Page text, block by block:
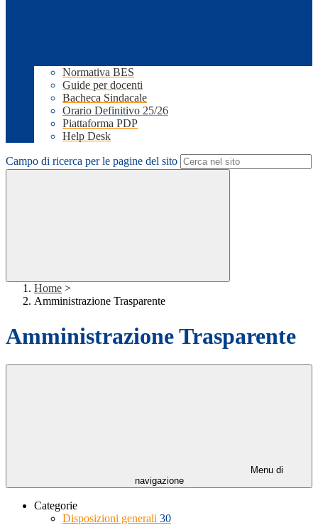
Normativa BES
Guide per docenti
Bacheca Sindacale
Orario Definitivo 25/26
Piattaforma PDP
Help Desk
Campo di ricerca per le pagine del sito
Home >
Amministrazione Trasparente
Amministrazione Trasparente
Menu di
navigazione
Categorie
Disposizioni generali 30